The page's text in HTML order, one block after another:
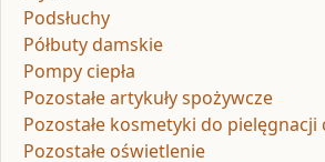
Podsłuchy
Półbuty damskie
Pompy ciepła
Pozostałe artykuły spożywcze
Pozostałe kosmetyki do pielęgnacji
Pozostałe oświetlenie